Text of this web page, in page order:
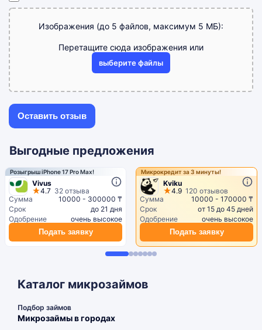
Изображения (до 5 файлов, максимум 5 МБ):
Перетащите сюда изображения или
выберите файлы
Выгодные предложения
Розыгрыш iPhone 17 Pro Max!
Vivus
4.7 32 отзыва
Сумма
10000 - 300000 ₸
Срок
до 21 дня
Одобрение
очень высокое
Подать заявку
Микрокредит за 3 минуты!
Kviku
4.9 120 отзывов
Сумма
10000 - 170000 ₸
Срок
от 15 до 45 дней
Одобрение
очень высокое
Подать заявку
Каталог микрозаймов
Подбор займов
Микрозаймы в городах